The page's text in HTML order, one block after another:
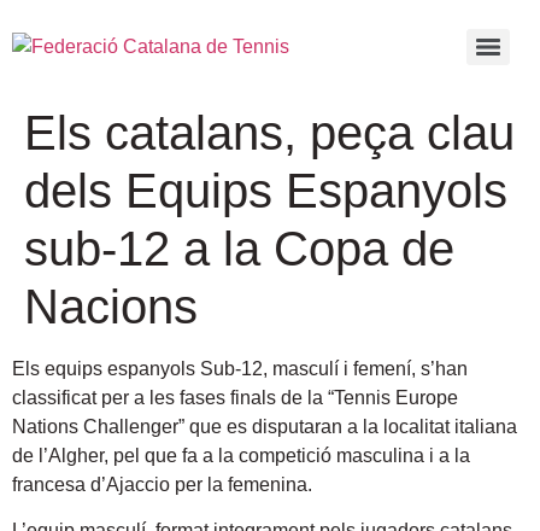
Els catalans, peça clau
dels Equips Espanyols
sub-12 a la Copa de
Nacions
Els equips espanyols Sub-12, masculí i femení, s’han
classificat per a les fases finals de la “Tennis Europe
Nations Challenger” que es disputaran a la localitat italiana
de l’Algher, pel que fa a la competició masculina i a la
francesa d’Ajaccio per la femenina.